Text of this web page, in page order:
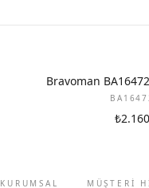
Bravoman
₺2.160
KURUMSAL MÜŞTERİ